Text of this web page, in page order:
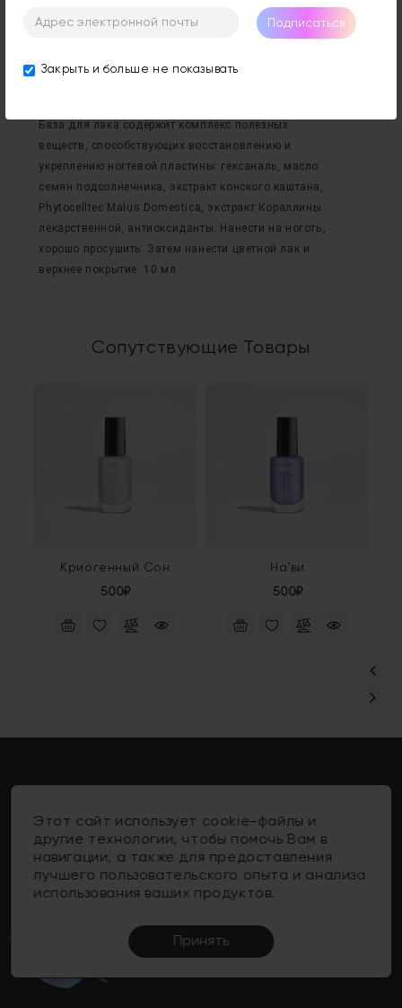
Подписаться
Закрыть и больше не показывать
База для лака содержит комплекс полезных
веществ, способствующих восстановлению и
укреплению ногтевой пластины: гексаналь, масло
семян подсолнечника, экстракт конского каштана,
Phytocelltec Malus Domestica, экстракт Кораллины
лекарственной, антиоксиданты. Нанести на ноготь,
хорошо просушить. Затем нанести цветной лак и
верхнее покрытие. 10 мл
Сопутствующие Товары
Криогенный Сон
500₽
На’ви
500₽
Этот сайт использует cookie-файлы и
другие технологии, чтобы помочь Вам в
навигации, а также для предоставления
лучшего пользовательского опыта и анализа
использования ваших продуктов.
Принять
Контакты
Личный Кабинет
Поддержка Клиентов